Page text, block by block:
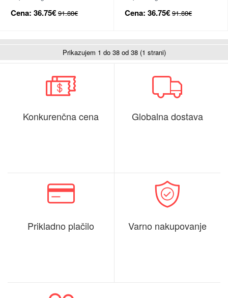
Rokav (+ hlače)
Cena: 36.75€ 91.88€
Kratek Rokav (+ hlače)
Cena: 36.75€ 91.88€
Prikazujem 1 do 38 od 38 (1 strani)
Konkurenčna cena Globalna dostava
Prikladno plačilo Varno nakupovanje